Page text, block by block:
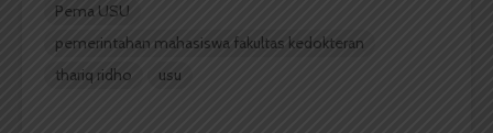
Pema USU
pemerintahan mahasiswa fakultas kedokteran
thariq ridho
usu